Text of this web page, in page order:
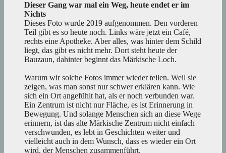
Dieser Gang war mal ein Weg, heute endet er im
Nichts
Dieses Foto wurde 2019 aufgenommen. Den vorderen
Teil gibt es so heute noch. Links wäre jetzt ein Café,
rechts eine Apotheke. Aber alles, was hinter dem Schild
liegt, das gibt es nicht mehr. Dort steht heute der
Bauzaun, dahinter beginnt das Märkische Loch.
Warum wir solche Fotos immer wieder teilen. Weil sie
zeigen, was man sonst nur schwer erklären kann. Wie
sich ein Ort angefühlt hat, als er noch verbunden war.
Ein Zentrum ist nicht nur Fläche, es ist Erinnerung in
Bewegung. Und solange Menschen sich an diese Wege
erinnern, ist das alte Märkische Zentrum nicht einfach
verschwunden, es lebt in Geschichten weiter und
vielleicht auch in dem Wunsch, dass es wieder ein Ort
wird, der Menschen zusammenführt.